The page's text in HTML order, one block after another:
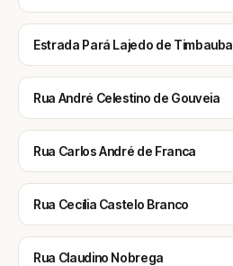
Estrada Pará Lajedo de Timbauba
Rua André Celestino de Gouveia
Rua Carlos André de Franca
Rua Cecília Castelo Branco
Rua Claudino Nobrega